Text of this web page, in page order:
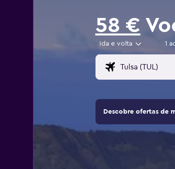
58 €
Ida e volta 1
Descobre ofertas de